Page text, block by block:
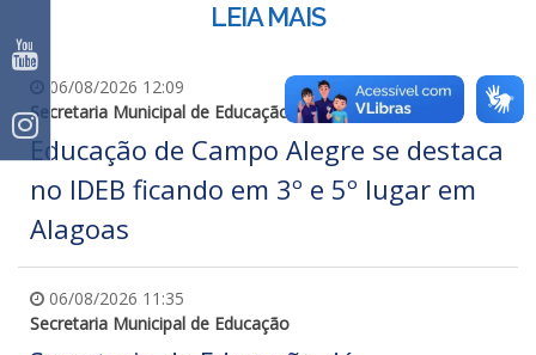
LEIA MAIS
06/08/2026 12:09
Secretaria Municipal de Educação
Educação de Campo Alegre se destaca
no IDEB ficando em 3º e 5º lugar em
Alagoas
06/08/2026 11:35
Secretaria Municipal de Educação